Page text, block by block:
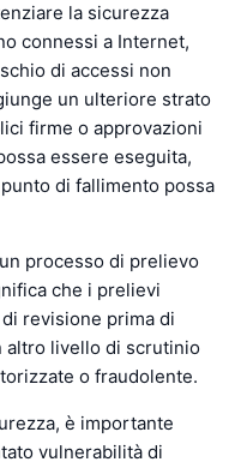
la sicurezza
connessi a Internet,
di accessi non
un ulteriore strato
firme o approvazioni
essere eseguita,
di fallimento possa
processo di prelievo
che i prelievi
revisione prima di
altro livello di scrutinio
o fraudolente.
è importante
vulnerabilità di